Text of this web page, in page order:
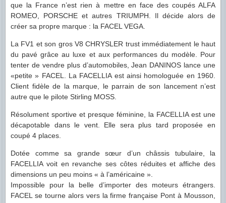
que la France n’est rien à mettre en face des coupés ALFA
ROMEO, PORSCHE et autres TRIUMPH. Il décide alors de
créer sa propre marque : la FACEL VEGA.
La FV1 et son gros V8 CHRYSLER trust immédiatement le haut
du pavé grâce au luxe et aux performances du modèle. Pour
tenter de vendre plus d’automobiles, Jean DANINOS lance une
«petite » FACEL. La FACELLIA est ainsi homologuée en 1960.
Client fidèle de la marque, le parrain de son lancement n’est
autre que le pilote Stirling MOSS.
Résolument sportive et presque féminine, la FACELLIA est une
décapotable dans le vent. Elle sera plus tard proposée en
coupé 4 places.
Dotée comme sa grande sœur d’un châssis tubulaire, la
FACELLIA voit en revancheses côtes réduites et affiche des
dimensions un peu moins « à l’américaine ».
Impossible pour la belle d’importer des moteurs étrangers.
FACEL se tourne alors vers la firme française Pont à Mousson,